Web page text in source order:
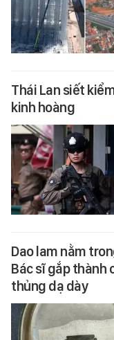
Thái Lan siết
kinh hoàng
Dao lam nằm
Bác sĩ gắp thành
thủng dạ dày